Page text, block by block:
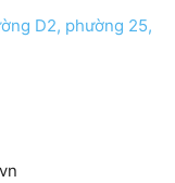
D2, phường 25,